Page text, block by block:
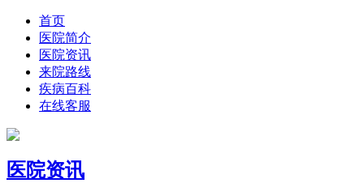
首页
医院简介
医院资讯
来院路线
疾病百科
在线客服
医院资讯